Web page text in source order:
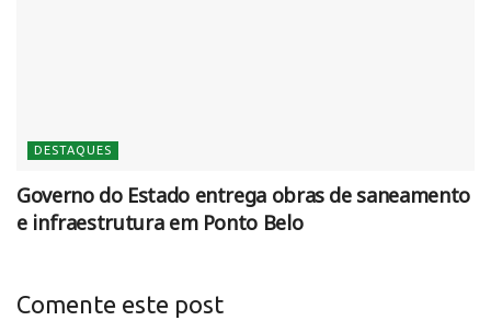
DESTAQUES
Governo do Estado entrega obras de saneamento
e infraestrutura em Ponto Belo
Comente este post